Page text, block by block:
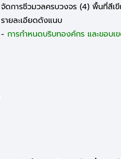
จัดการชีวมวลครบวงจร (4) พื้นที่สีเ
รายละเอียดดังแนบ
- การกำหนดบริบทองค์กร และขอบเ